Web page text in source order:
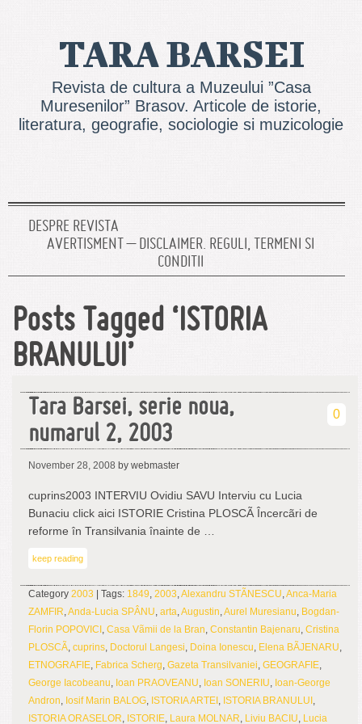
TARA BARSEI
Revista de cultura a Muzeului ”Casa
Muresenilor” Brasov. Articole de istorie,
literatura, geografie, sociologie si muzicologie
DESPRE REVISTA
AVERTISMENT – DISCLAIMER. REGULI, TERMENI SI
CONDITII
Posts Tagged ‘ISTORIA
BRANULUI’
Tara Barsei, serie noua,
numarul 2, 2003
0
November 28, 2008 by webmaster
cuprins2003 INTERVIU Ovidiu SAVU Interviu cu Lucia
Bunaciu click aici ISTORIE Cristina PLOSCÃ Încercãri de
reforme în Transilvania înainte de …
keep reading
Category 2003 | Tags: 1849, 2003,Alexandru STÃNESCU,Anca-Maria
ZAMFIR,Anda-Lucia SPÂNU, arta,Augustin,Aurel Muresianu, Bogdan-
Florin POPOVICI , Casa Vãmii de la Bran, Constantin Bajenaru, Cristina
PLOSCÃ, cuprins, Doctorul Langesi, Doina Ionescu, Elena BÃJENARU,
ETNOGRAFIE, Fabrica Scherg, Gazeta Transilvaniei, GEOGRAFIE,
George Iacobeanu, Ioan PRAOVEANU, Ioan SONERIU, Ioan-George
Andron, Iosif Marin BALOG, ISTORIA ARTEI , ISTORIA BRANULUI ,
ISTORIA ORASELOR, ISTORIE, Laura MOLNAR, Liviu BACIU, Lucia